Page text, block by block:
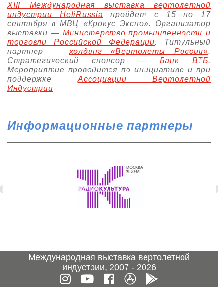
XIII Международная выставка вертолетной
индустрии HeliRussia пройдет с 15 по 17
сентября в МВЦ «Крокус Экспо». Организатор
выставки — Министерство промышленности и
торговли Российской Федерации. Титульный
партнер — холдинг «Вертолеты России».
Стратегический спонсор — Банк ВТБ.
Мероприятие проводится по инициативе и при
поддержке Ассоциации Вертолетной
Индустрии
Информационные партнеры
Международная выставка вертолетной
индустрии, 2007 - 2026